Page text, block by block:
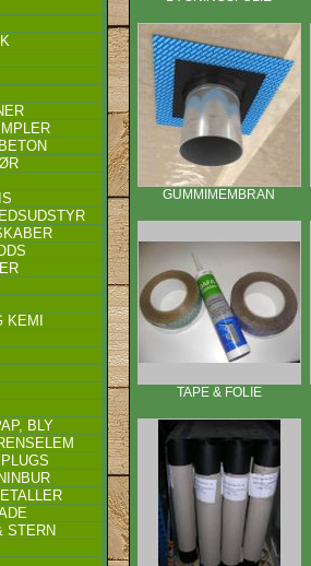
KEMI
BLY
GUMMIMEMBRAN
TAPE & FOLIE